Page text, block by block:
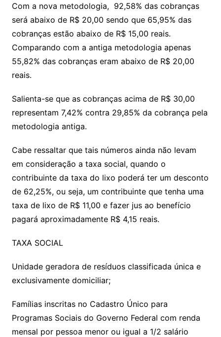
Com a nova metodologia, 92,58% das cobranças
será abaixo de R$ 20,00 sendo que 65,95% das
cobranças estão abaixo de R$ 15,00 reais.
Comparando com a antiga metodologia apenas
55,82% das cobranças eram abaixo de R$ 20,00
reais.
Salienta-se que as cobranças acima de R$ 30,00
representam 7,42% contra 29,85% da cobrança pela
metodologia antiga.
Cabe ressaltar que tais números ainda não levam
em consideração a taxa social, quando o
contribuinte da taxa do lixo poderá ter um desconto
de 62,25%, ou seja, um contribuinte que tenha uma
taxa de lixo de R$ 11,00 e fazer jus ao benefício
pagará aproximadamente R$ 4,15 reais.
TAXA SOCIAL
Unidade geradora de resíduos classificada única e
exclusivamente domiciliar;
Famílias inscritas no Cadastro Único para
Programas Sociais do Governo Federal com renda
mensal por pessoa menor ou igual a 1/2 salário